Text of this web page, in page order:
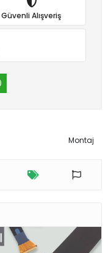
Güvenli Alışveriş
Montaj